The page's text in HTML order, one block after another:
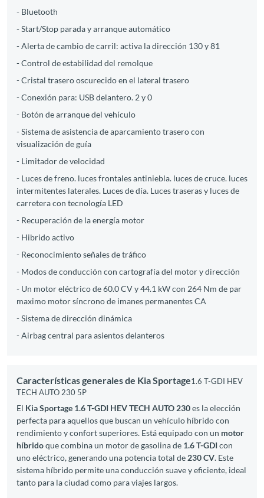
- Bluetooth
- Start/Stop parada y arranque automático
- Alerta de cambio de carril: activa la dirección 130 y 81
- Control de estabilidad del remolque
- Cristal trasero oscurecido en el lateral trasero
- Conexión para: USB delantero. 2 y 0
- Botón de arranque del vehículo
- Sistema de asistencia de aparcamiento trasero con
visualización de guía
- Limitador de velocidad
- Luces de freno. luces frontales antiniebla. luces de cruce. luces
intermitentes laterales. Luces de día. Luces traseras y luces de
carretera con tecnología LED
- Recuperación de la energía motor
- Hibrido activo
- Reconocimiento señales de tráfico
- Modos de conducción con cartografía del motor y dirección
- Un motor eléctrico de 60.0 CV y 44.1 kW con 264 Nm de par
maximo motor síncrono de imanes permanentes CA
- Sistema de dirección dinámica
- Airbag central para asientos delanteros
Características generales de Kia Sportage1.6 T-GDI HEV
TECH AUTO 230 5P
El Kia Sportage 1.6 T-GDI HEV TECH AUTO 230es la elección
perfecta para aquellos que buscan un vehículo híbrido con
rendimiento y confort superiores. Está equipado con un motor
híbridoque combina un motor de gasolina de 1.6 T-GDIcon
uno eléctrico, generando una potencia total de 230 CV. Este
sistema híbrido permite una conducción suave y eficiente, ideal
tanto para la ciudad como para viajes largos.